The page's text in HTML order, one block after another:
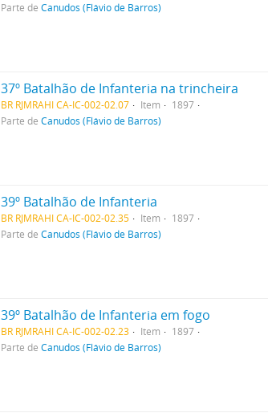
Parte deCanudos (Flávio de Barros)
37º Batalhão de Infanteria na trincheira
BR RJMRAHI CA-IC-002-02.07 Item
1897
Parte deCanudos (Flávio de Barros)
39º Batalhão de Infanteria
BR RJMRAHI CA-IC-002-02.35 Item
1897
Parte deCanudos (Flávio de Barros)
39º Batalhão de Infanteria em fogo
BR RJMRAHI CA-IC-002-02.23 Item
1897
Parte deCanudos (Flávio de Barros)